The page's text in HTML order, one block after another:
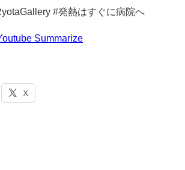
#発熱はすぐに病院へ
Summarize
X